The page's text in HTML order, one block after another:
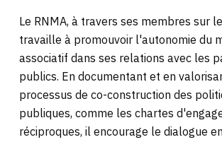
Le RNMA, à travers ses membres sur
travaille à promouvoir l'autonomie du
associatif dans ses relations avec les
publics. En documentant et en
processus de co-construction des
publiques, comme les chartes
réciproques, il encourage le dialogue